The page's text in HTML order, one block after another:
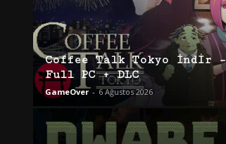
Coffee Talk Tokyo İndir –
Full PC + DLC
GameOver - 6 Ağustos 2026